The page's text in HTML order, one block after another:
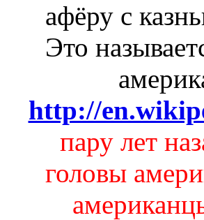
афёру с
Это
http://
пару лет
головы